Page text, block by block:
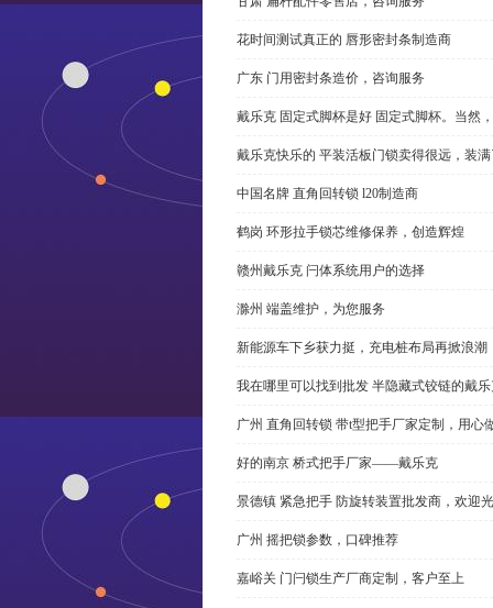
花时间测试真正的 唇形密封条制造商
广东 门用密封条造价，咨询服务
戴乐克 固定式脚杯是好 固定式脚杯。当然
戴乐克快乐的 平装活板门锁卖得很远，装
中国名牌 直角回转锁 l20制造商
鹤岗 环形拉手锁芯维修保养，创造辉煌
赣州戴乐克 闩体系统用户的选择
滁州 端盖维护，为您服务
新能源车下乡获力挺，充电桩布局再掀浪潮
我在哪里可以找到批发 半隐藏式铰链的戴
广州 直角回转锁 带t型把手厂家定制，用心
好的南京 桥式把手厂家——戴乐克
景德镇 紧急把手 防旋转装置批发商，欢迎
广州 摇把锁参数，口碑推荐
嘉峪关 门闩锁生产厂商定制，客户至上